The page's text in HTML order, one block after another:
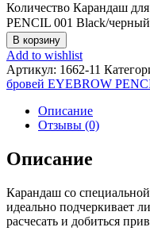
Количество Карандаш
PENCIL 001 Black/черный
В корзину
Add to wishlist
Артикул: 1662-11
бровей EYEBROW
Описание
Отзывы (0)
Описание
Карандаш со
идеально подчеркивает
расчесать и добиться